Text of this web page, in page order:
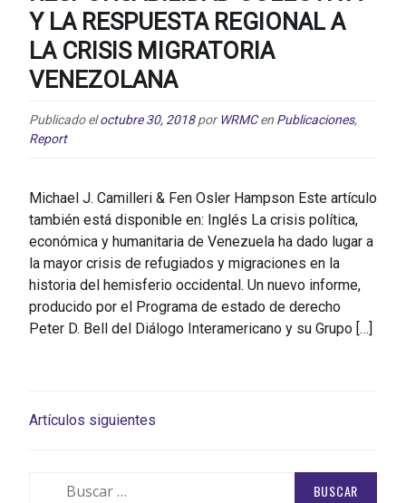
Y LA RESPUESTA REGIONAL A
LA CRISIS MIGRATORIA
VENEZOLANA
Publicado eloctubre 30, 2018 por WRMC en Publicaciones,
Report
Michael J. Camilleri & Fen Osler Hampson Este artículo
también está disponible en: Inglés La crisis política,
económica y humanitaria de Venezuela ha dado lugar a
la mayor crisis de refugiados y migraciones en la
historia del hemisferio occidental. Un nuevo informe,
producido por el Programa de estado de derecho
Peter D. Bell del Diálogo Interamericano y su Grupo […]
NAVEGACIÓN
ENTRADAS
Artículos siguientes